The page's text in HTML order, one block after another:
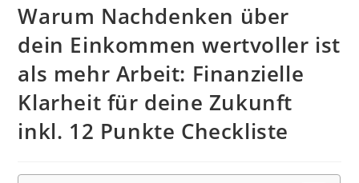
Warum Nachdenken über
dein Einkommen wertvoller ist
als mehr Arbeit: Finanzielle
Klarheit für deine Zukunft
inkl. 12 Punkte Checkliste